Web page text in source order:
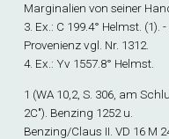
Marginalien von seiner
3. Ex.: C 199.4° Helmst. (1).
Provenienz vgl. Nr. 1312.
4. Ex.: Yv 1557.8° Helmst.
1 (WA 10,2, S. 306, am
2C"). Benzing 1252 u.
Benzing/Claus II. VD 16 M